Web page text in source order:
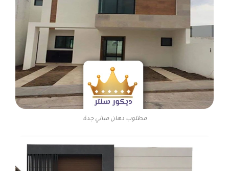
مطلوب دهان مباني جدة